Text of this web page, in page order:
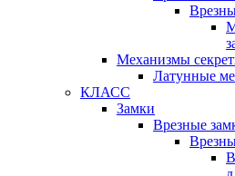
Механизмы
Латунные
КЛАСС
Замки
Врезные